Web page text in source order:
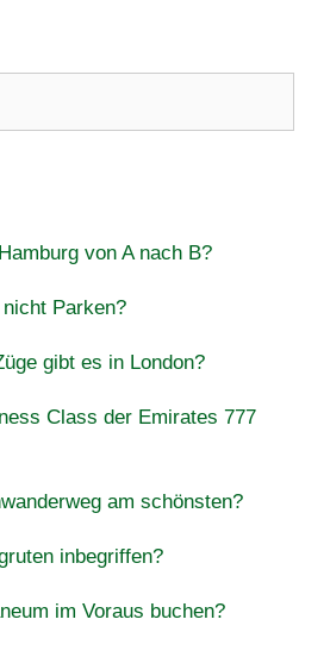
von A nach B?
Parken?
gibt es in London?
Class der Emirates 777
am schönsten?
inbegriffen?
im Voraus buchen?